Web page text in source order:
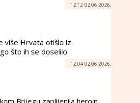
12:12 02.06.2026.
više Hrvata otišlo iz
što ih se doselilo
12:04 02.06.2026.
Brijegu zaplijenila heroin